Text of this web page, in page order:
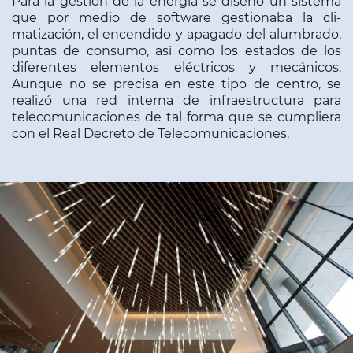
que por medio de software gestionaba la cli­
matización, el encendido y apagado del alumbrado,
puntas de consumo, así como los estados de los
diferentes elementos eléctricos y mecánicos.
Aunque no se precisa en este tipo de centro, se
realizó una red interna de infraestructura para
telecomunicaciones de tal forma que se cumpliera
con el Real Decreto de Telecomunicaciones.